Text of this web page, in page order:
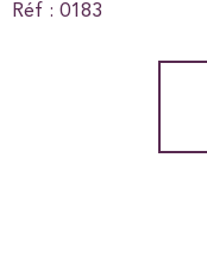
Réf : 0183